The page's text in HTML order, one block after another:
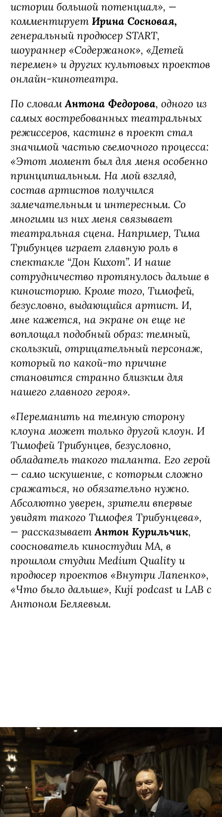
исследовать эту тему и показать, как
устроен этот мир изнутри.
Для меня также особенно важно
поддерживать молодые продюсерские
команды и талантливых авторов,
которые одновременно увлекают
зрителя и говорят с ним о том, что
происходит здесь и сейчас. Когда
коллеги из MA принесли сценарий
этого сериала, я сразу поняла, что у
истории большой потенциал», —
комментируетИрина Сосновая,
генеральный продюсер START,
шоураннер «Содержанок», «Детей
перемен» и других культовых проектов
онлайн-кинотеатра.
По словамАнтона Федорова, одного из
самых востребованных театральных
режиссеров, кастинг в проект стал
значимой частью съемочного процесса:
«Этот момент был для меня особенно
принципиальным. На мой взгляд,
состав артистов получился
замечательным и интересным. Со
многими из них меня связывает
Трибунцев играет главную роль в
спектакле “Дон Кихот”. И наше
сотрудничество протянулось дальше в
киноисторию. Кроме того, Тимофей,
безусловно, выдающийся артист. И,
мне кажется, на экране он еще не
воплощал подобный образ: темный,
скользкий, отрицательный персонаж,
который по какой-то причине
становится странно близким для
нашего главного героя».
«Переманить на темную сторону
клоуна может только другой клоун. И
прошлом студии Medium Quality и
продюсер проектов «Внутри Лапенко»,
«Что было дальше», Kuji podcast и LAB с
Антоном Беляевым.